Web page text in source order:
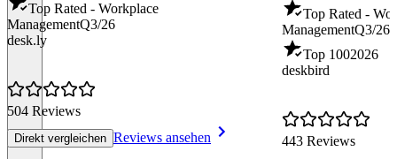
Top Rated - Workplace
ManagementQ3/26
desk.ly
504 Reviews
Direkt vergleichen Reviews ansehen
Top Rated -
ManagementQ3/26
Top 1002026
deskbird
443 Reviews